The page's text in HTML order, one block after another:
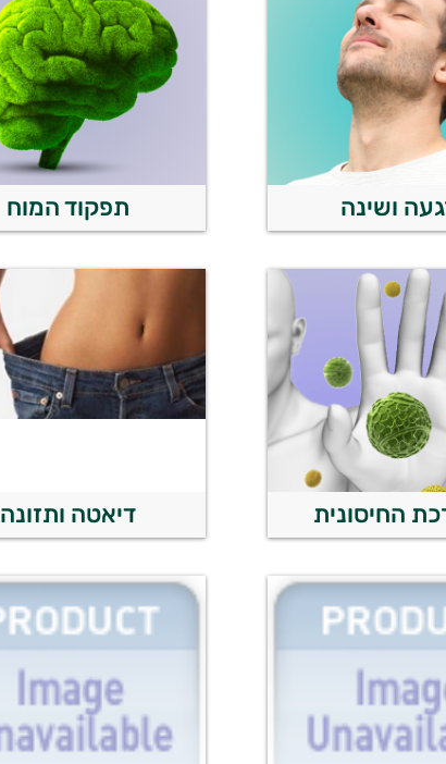
ושינה תפקוד המוח
החיסונית דיאטה ותזונה